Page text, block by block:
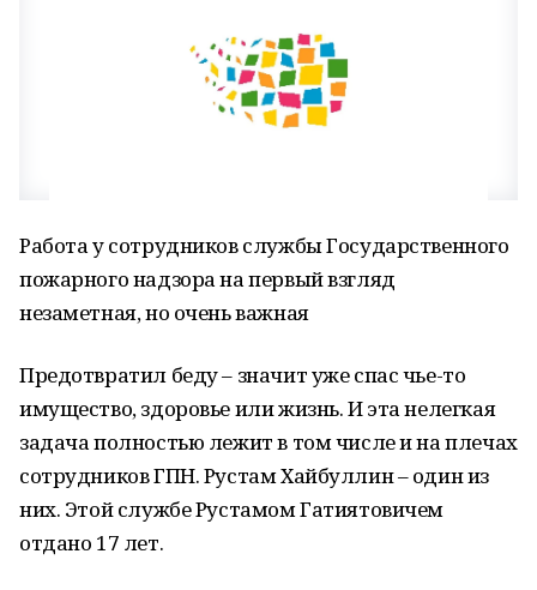
Работа у сотрудников службы Государственного
пожарного надзора на первый взгляд
незаметная, но очень важная
Предотвратил беду – значит уже спас чье-то
имущество, здоровье или жизнь. И эта нелегкая
задача полностью лежит в том числе и на плечах
сотрудников ГПН. Рустам Хайбуллин – один из
них. Этой службе Рустамом Гатиятовичем
отдано 17 лет.